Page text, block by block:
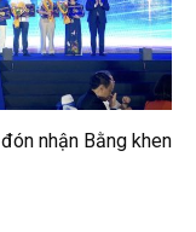
nhận Bằng khen